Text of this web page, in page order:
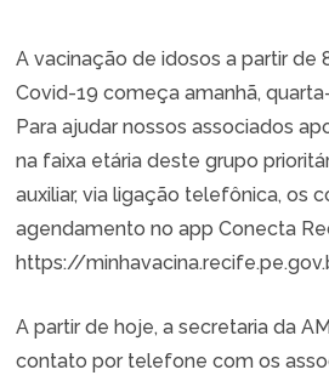
A vacinação de idosos a partir de
Covid-19 começa amanhã,
Para ajudar nossos associados
na faixa etária deste grupo
auxiliar, via ligação telefônica, os
agendamento no app Conecta
https://
A partir de hoje, a secretaria da
contato por telefone com os